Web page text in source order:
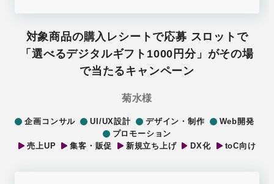
対象商品の購入レシートで応募 スロットで
「選べるデジタルギフト1000円分」がその場
で当たるキャンペーン
菊水様
企画コンサル UI/UX設計 デザイン・制作
Web開発
プロモーション
売上UP
集客・販促 新規立ち上げ DX化 toC向け